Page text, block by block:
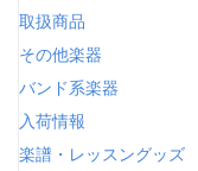
取扱商品
その他楽器
バンド系楽器
入荷情報
楽譜・レッスングッズ